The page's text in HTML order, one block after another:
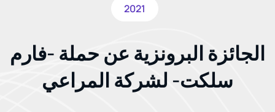
2021
الجائزة البرونزية عن حملة -فارم
سلكت- لشركة المراعي